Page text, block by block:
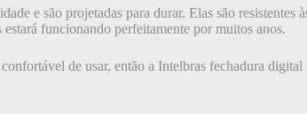
e são projetadas para durar. Elas são
funcionando perfeitamente por muitos anos.
de usar, então a Intelbras fechadura